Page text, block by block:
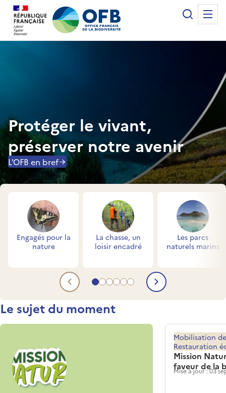
Office français de la biodiversité
Recherche
Protéger le vivant,
préserver notre avenir
L'OFB en bref
Accès rapides
Aller au contenu 1
Aller au contenu 2
Aller au contenu 3
Aller au contenu 4
Aller au contenu 5
Aller au contenu 6
Engagés pour la
nature
La chasse, un
loisir encadré
Les parcs
naturels marins
Contenu précédentContenu
Titre
Le sujet du moment
Mission
faveur de la
Mobilisation
Restauration
Mise à jour : 03
Panneau de gestion des cookies